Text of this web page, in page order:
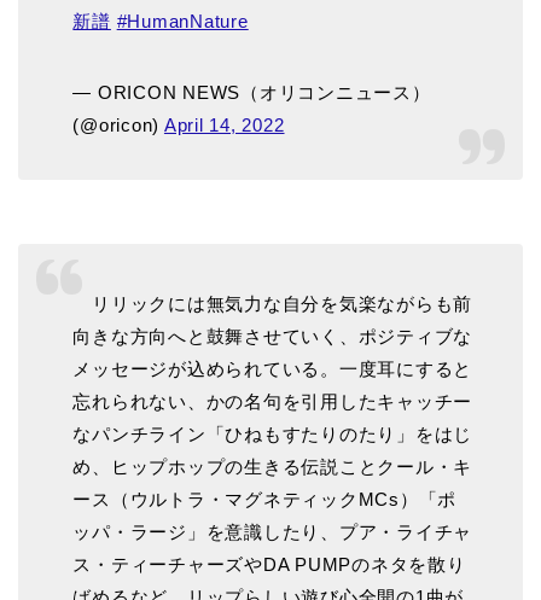
新譜 #HumanNature
— ORICON NEWS（オリコンニュース）
(@oricon) April 14, 2022
リリックには無気力な自分を気楽ながらも前
向きな方向へと鼓舞させていく、ポジティブな
メッセージが込められている。一度耳にすると
忘れられない、かの名句を引用したキャッチー
なパンチライン「ひねもすたりのたり」をはじ
め、ヒップホップの生きる伝説ことクール・キ
ース（ウルトラ・マグネティックMCs）「ポ
ッパ・ラージ」を意識したり、プア・ライチャ
ス・ティーチャーズやDA PUMPのネタを散り